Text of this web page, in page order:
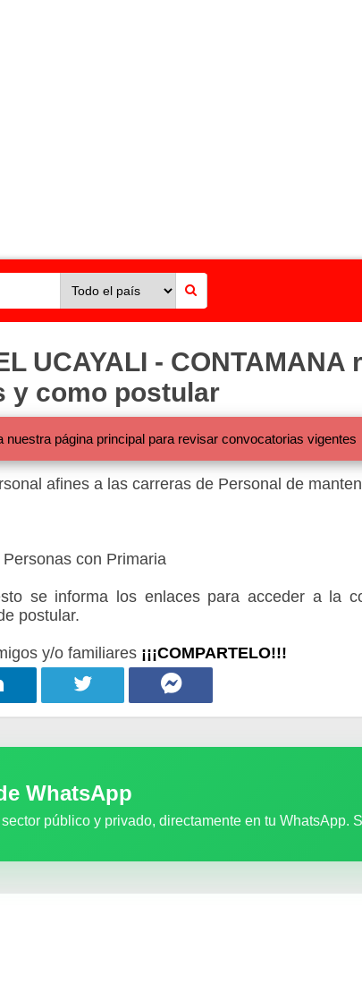
UCAYALI -
y como postular
página principal para revisar convocatorias vigentes
afines a las carreras de Personal de
con Primaria
se informa los enlaces para acceder a la
postular.
y/o familiares ¡¡¡COMPARTELO!!!
WhatsApp
público y privado, directamente en tu WhatsApp.